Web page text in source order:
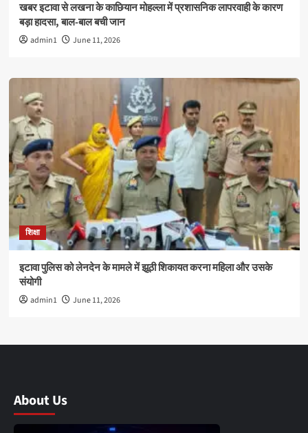
खबर इटावा से लखना के काछियान मोहल्ला में प्रशासनिक लापरवाही के कारण
बड़ा हादसा, बाल-बाल बची जान
admin1 June 11, 2026
शिक्षा
इटावा पुलिस को लेनदेन के मामले में झूठी शिकायत करना महिला और उसके
संयोगी
admin1 June 11, 2026
About Us